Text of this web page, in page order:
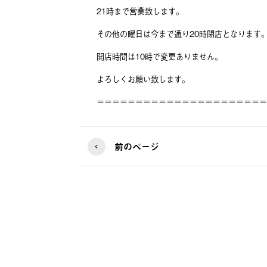
21時まで営業致します。
その他の曜日は今まで通り20時閉店となります。
開店時間は10時で変更ありません。
よろしくお願い致します。
＝＝＝＝＝＝＝＝＝＝＝＝＝＝＝＝＝＝＝＝＝
前のページ